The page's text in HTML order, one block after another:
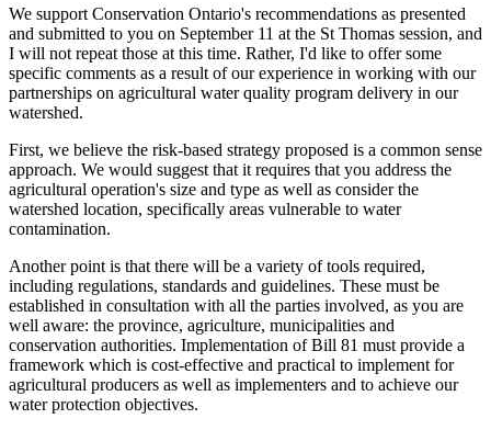
We support Conservation Ontario's recommendations as presented
and submitted to you on September 11 at the St Thomas session, and
I will not repeat those at this time. Rather, I'd like to offer some
specific comments as a result of our experience in working with our
partnerships on agricultural water quality program delivery in our
watershed.
First, we believe the risk-based strategy proposed is a common sense
approach. We would suggest that it requires that you address the
agricultural operation's size and type as well as consider the
watershed location, specifically areas vulnerable to water
contamination.
Another point is that there will be a variety of tools required,
including regulations, standards and guidelines. These must be
established in consultation with all the parties involved, as you are
well aware: the province, agriculture, municipalities and
conservation authorities. Implementation of Bill 81 must provide a
framework which is cost-effective and practical to implement for
agricultural producers as well as implementers and to achieve our
water protection objectives.